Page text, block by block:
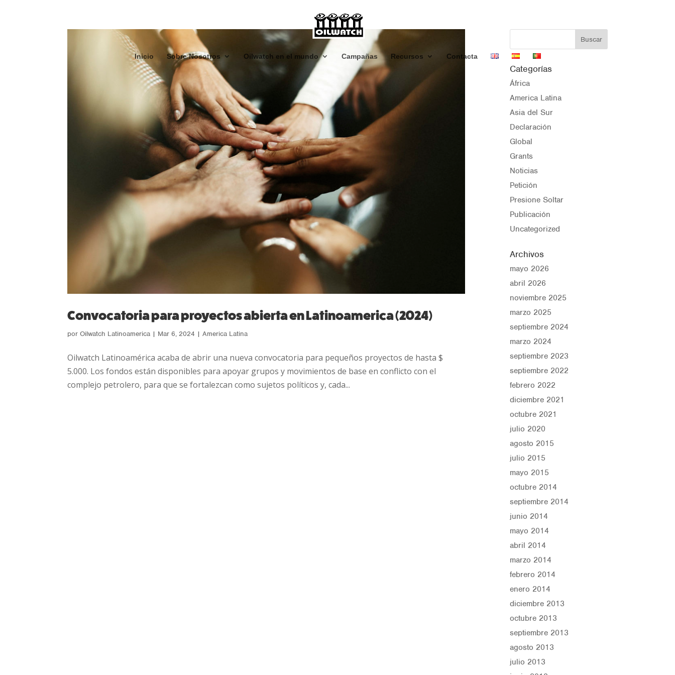
Inicio Sobre Nosotros Oilwatch en el mundo Campañas Recursos Contacta
Convocatoria para proyectos abierta en Latinoamerica (2024)
porOilwatch Latinoamerica | Mar 6, 2024 |America Latina
Oilwatch Latinoamérica acaba de abrir una nueva convocatoria para pequeños proyectos de hasta $
5.000. Los fondos están disponibles para apoyar grupos y movimientos de base en conflicto con el
complejo petrolero, para que se fortalezcan como sujetos políticos y, cada...
Categorías
África
America Latina
Asia del Sur
Declaración
Global
Grants
Noticias
Petición
Presione Soltar
Publicación
Uncategorized
Archivos
mayo 2026
abril 2026
noviembre 2025
marzo 2025
septiembre 2024
marzo 2024
septiembre 2023
septiembre 2022
febrero 2022
diciembre 2021
octubre 2021
julio 2020
agosto 2015
julio 2015
mayo 2015
octubre 2014
septiembre 2014
junio 2014
mayo 2014
abril 2014
marzo 2014
febrero 2014
enero 2014
diciembre 2013
octubre 2013
septiembre 2013
agosto 2013
julio 2013